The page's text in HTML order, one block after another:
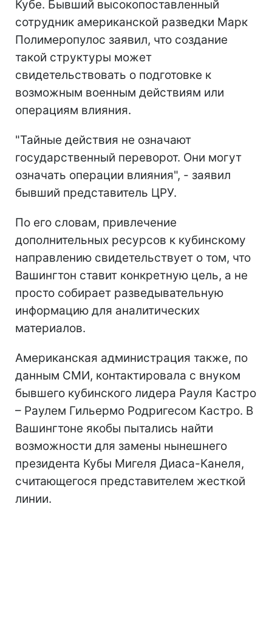
Кубе. Бывший высокопоставленный
сотрудник американской разведки Марк
Полимеропулос заявил, что создание
такой структуры может
свидетельствовать о подготовке к
возможным военным действиям или
операциям влияния.
"Тайные действия не означают
государственный переворот. Они могут
означать операции влияния", - заявил
бывший представитель ЦРУ.
По его словам, привлечение
дополнительных ресурсов к кубинскому
направлению свидетельствует о том, что
Вашингтон ставит конкретную цель, а не
просто собирает разведывательную
информацию для аналитических
материалов.
Американская администрация также, по
данным СМИ, контактировала с внуком
бывшего кубинского лидера Рауля Кастро
– Раулем Гильермо Родригесом Кастро. В
Вашингтоне якобы пытались найти
возможности для замены нынешнего
президента Кубы Мигеля Диаса-Канеля,
считающегося представителем жесткой
линии.